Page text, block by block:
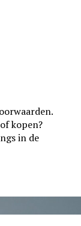
.
kopen?
in de